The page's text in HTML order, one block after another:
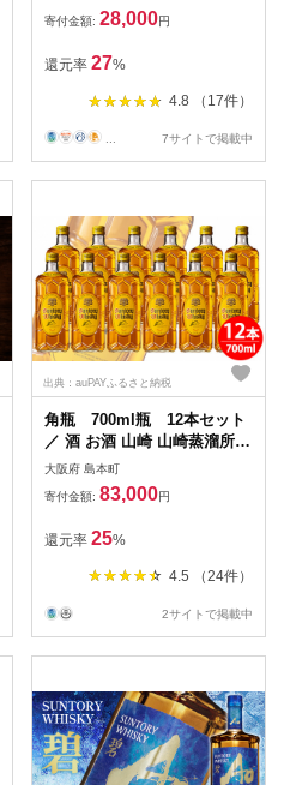
寄付金額: 28,000円
還元率 27%
4.8 （17件）
7サイトで掲載中
出典：auPAYふるさと納税
角瓶 700ml瓶 12本セット
／ 酒 お酒 山崎 山崎蒸溜所
ウィスキー ウイスキー 国産
ウイスキー 国産ウィスキー
ジャパニーズウイスキー 人気
オススメ おすすめ 宅飲み ご
褒美 洋酒 ストレート ロック
ハイボール 水割り お湯割り
アルコール度数 40％ 40度
No.095
大阪府 島本町
寄付金額: 83,000円
還元率 25%
4.5 （24件）
2サイトで掲載中